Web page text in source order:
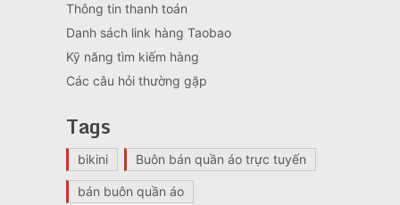
Thông tin thanh toán
Danh sách link hàng Taobao
Kỹ năng tìm kiếm hàng
Các câu hỏi thường gặp
Tags
bikini Buôn bán quần áo trực tuyến
bán buôn quần áo